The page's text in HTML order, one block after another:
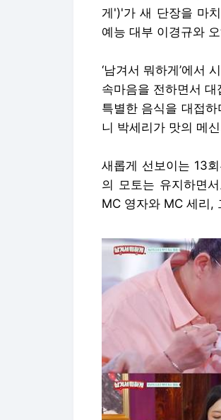
게')'가 새 단장을 마
예능 대부 이경규와
‘남겨서 뭐하게’에서
속마음을 전하면서 대
특별한 음식을 대접
니 박세리가 맛의 메
새롭게 선보이는 13
의 모토는 유지하면
MC 영자와 MC 세리,